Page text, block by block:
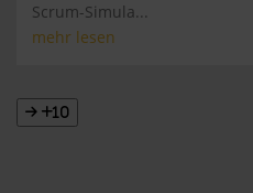
Scrum-Simula...
mehr lesen
+10